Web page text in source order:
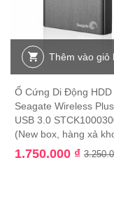
Thêm vào giỏ
Ổ Cứng Di Động HDD
Seagate Wireless
USB 3.0
(New box, hàng xả
1.750.000 ₫